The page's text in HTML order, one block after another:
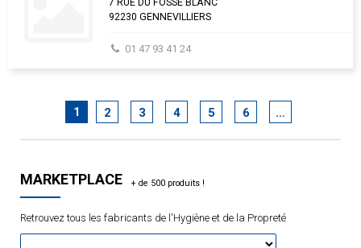
7 RUE DU FOSSE BLANC
92230 GENNEVILLIERS
01 47 93 41 24
1 2 3 4 5 6 …
MARKETPLACE
Retrouvez tous les fabricants de l'Hygiène et de la Propreté